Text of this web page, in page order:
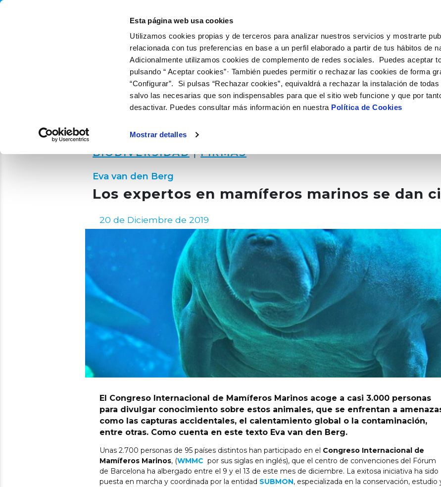
Esta página web usa cookies
Utilizamos cookies propias y de terceros para analizar nuestros servicios y mostrarte
relacionada con tus preferencias en base a un perfil elaborado a partir de tus hábitos de
Adicionalmente utilizamos cookies de complemento de redes sociales. Puedes aceptar
pulsando “ Aceptar cookies”· También puedes permitir o rechazar las cookies de forma
“Configurar”. Si pulsas “Rechazar cookies”, equivaldrá a rechazar la instalación de
salvo las necesarias que son indispensables para que el sitio web funcione y que por
desactivar. Puedes consultar más información en nuestra Política de Cookies
Mostrar detalles
QUIÉNES SOMOS QUÉ HACEMOS
BIODIVERSIDAD|FIRMAS
Eva van den Berg
Los expertos en mamíferos marinos se dan
20 de Diciembre de 2019
El Congreso Internacional de Mamíferos Marinos acoge a casi 3.000 personas
para divulgar conocimiento sobre estos animales, que se enfrentan a
como las capturas accidentales, el calentamiento global o la contaminación,
entre otras. Como cuenta en este texto Eva van den Berg.
Unas 2.700 personas de 95 países distintos han participado en el Congreso Internacional de
Mamíferos Marinos, (WMMC por sus siglas en inglés), que el centro de convenciones del Fórum
de Barcelona ha albergado entre el 9 y el 13 de este mes de diciembre. La exitosa iniciativa ha sido
puesta en marcha y coordinada por la entidad SUBMON, especializada en la conservación, estudio